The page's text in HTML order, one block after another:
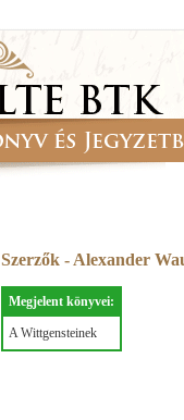
Szerzők - Alexander
Megjelent könyvei:
A Wittgensteinek